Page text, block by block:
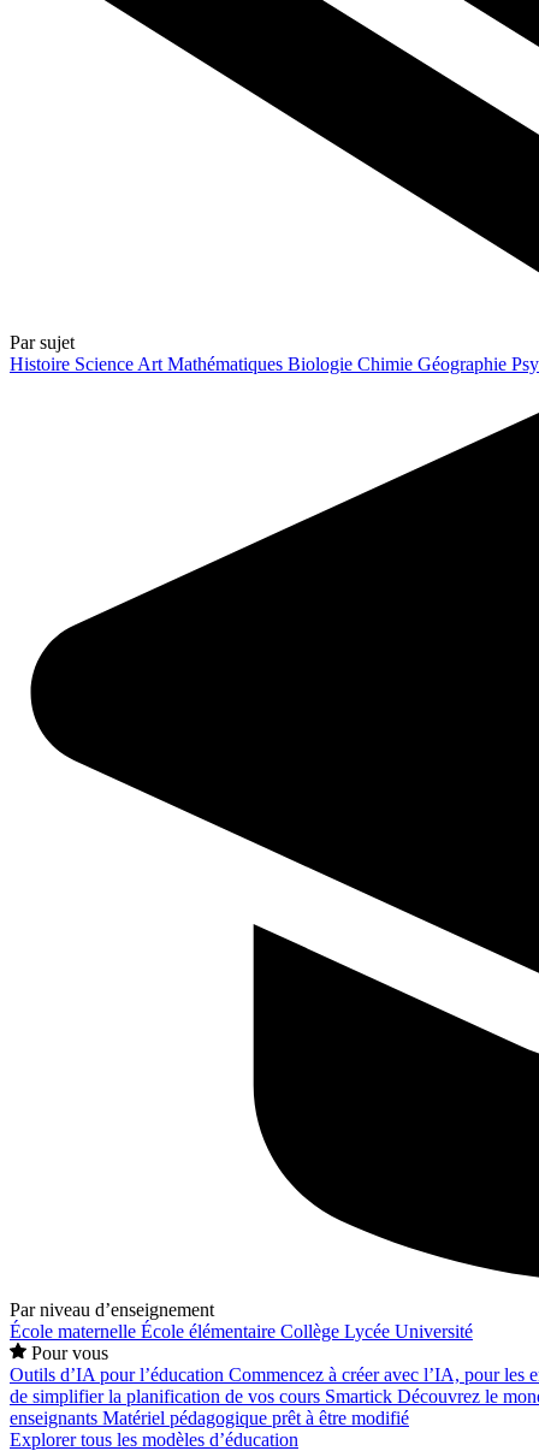
Par sujet
Histoire Science Art Mathématiques Biologie Chimie Géographie
Par niveau d’enseignement
École maternelle École élémentaire Collège Lycée Université
Pour vous
Outils d’IA pour l’éducation Commencez à créer avec l’IA, pour les
de simplifier la planification de vos cours Smartick Découvrez le
enseignants Matériel pédagogique prêt à être modifié
Explorer tous les modèles d’éducation